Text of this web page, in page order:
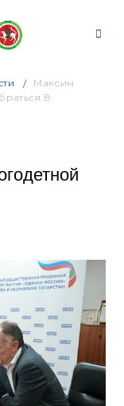
Максим
В